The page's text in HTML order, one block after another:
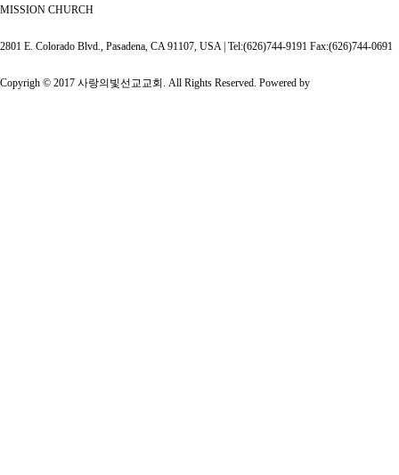
MISSION CHURCH
2801 E. Colorado Blvd., Pasadena, CA 91107, USA | Tel:(626)744-9191 Fax:(626)744-0691
Copyrigh © 2017 사랑의빛선교교회. All Rights Reserved. Powered by